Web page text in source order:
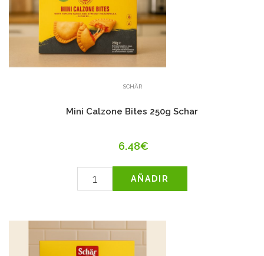
SCHÄR
Mini Calzone Bites 250g Schar
6.48€
AÑADIR